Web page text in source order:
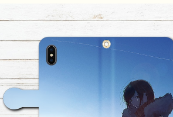
ャツ デザイン コラボ 悪いことを言うパン
ダ タイトル：たいやき悪パンダ 作：こさつ